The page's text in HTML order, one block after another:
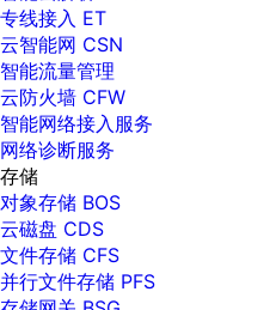
专线接入 ET
云智能网 CSN
智能流量管理
云防火墙 CFW
智能网络接入服务
网络诊断服务
存储
对象存储 BOS
云磁盘 CDS
文件存储 CFS
并行文件存储 PFS